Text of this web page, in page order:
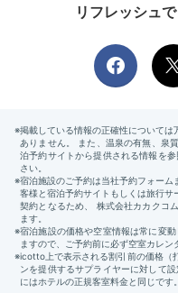
リフレッシュ